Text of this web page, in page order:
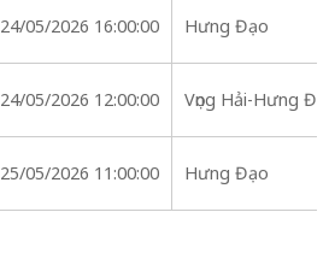
24/05/2026 16:00:00 Hưng Đạo
24/05/2026 12:00:00 Vọng Hải-Hưng
25/05/2026 11:00:00 Hưng Đạo